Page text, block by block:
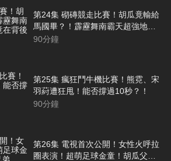
第24集 砌磚競走比賽！胡瓜竟輸給
馬國畢？！霹靂舞南霸天超強地板
動作！竟在背後寫上我愛瓜哥？！
90分鐘
第25集 瘋狂鬥牛機比賽！熊霓、宋
羽葤遭狂甩！能否撐過10秒？！
90分鐘
第26集 電視首次公開！女性火呼拉
圈表演！超萌足球金童！胡瓜父子